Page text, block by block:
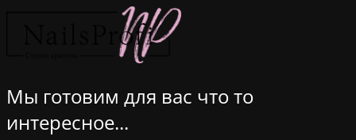
Мы готовим для вас что то
интересное...